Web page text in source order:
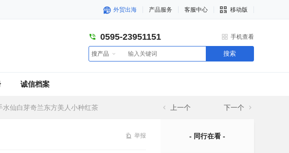
外贸出海 产品服务 客服中心 移动版
0595-23951151 手机查看
搜产品 搜索
诚信档案
仙白芽奇兰东方美人小种红茶 上一个 下一个
举报 - 同行在看 -